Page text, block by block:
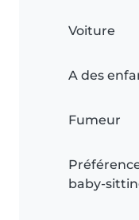
Voiture
A des
Fumeur
baby-